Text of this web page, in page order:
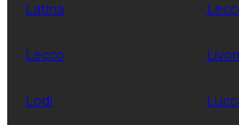
Latina
Lecco
Lodi